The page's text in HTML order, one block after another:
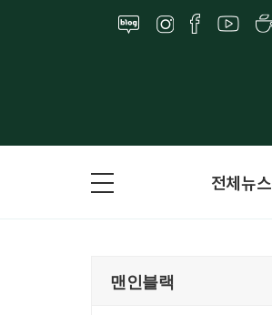
전체뉴스